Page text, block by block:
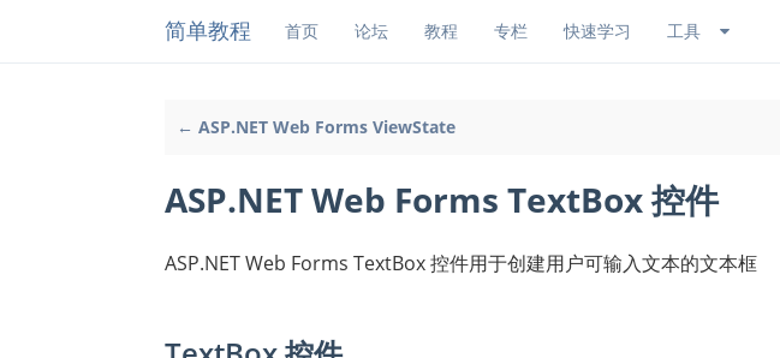
简单教程 首页 论坛 教程 专栏 快速学习 工具
← ASP.NET Web Forms ViewState
ASP.NET Web Forms TextBox 控件
ASP.NET Web Forms TextBox 控件用于创建用户可输入文本的文本框